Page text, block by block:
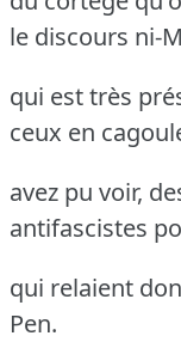
le discours ni-
qui est très
ceux en
avez pu voir,
antifascistes
qui relaient
Pen.